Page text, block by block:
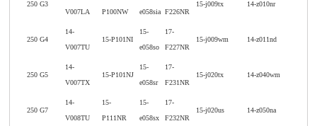
250 G3
V007LA
P100NW e058sia F226NR
15-j009tx 14-z010nr
250 G4
14-
V007TU
15-P101NI
15-
e058so
17-
F227NR
15-j009wm 14-z011nd
250 G5
14-
V007TX
15-P101NJ
15-
e058sr
17-
F231NR
15-j020tx 14-z040wm
250 G7
14-
V008TU
15-
P111NR
15-
e058sx
17-
F232NR
15-j020us 14-z050na